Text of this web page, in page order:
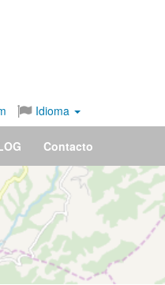
Idioma
Contacto